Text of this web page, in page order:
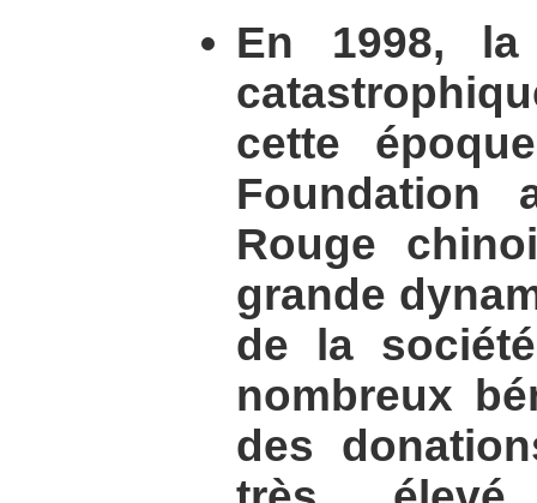
En 1998,
cette
Foundation
Rouge
grande
de la
nombreux
des